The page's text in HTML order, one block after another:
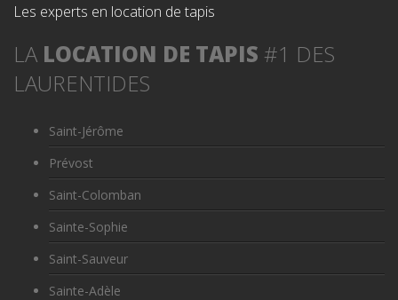
Les experts en location de tapis
LA LOCATION DE TAPIS #1 DES
LAURENTIDES
Saint-Jérôme
Prévost
Saint-Colomban
Sainte-Sophie
Saint-Sauveur
Sainte-Adèle